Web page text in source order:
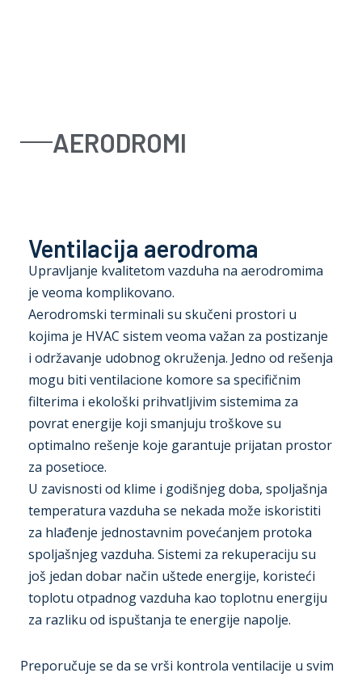
AERODROMI
Ventilacija aerodroma
Upravljanje kvalitetom vazduha na aerodromima
je veoma komplikovano.
Aerodromski terminali su skučeni prostori u
kojima je HVAC sistem veoma važan za postizanje
i održavanje udobnog okruženja. Jedno od rešenja
mogu biti ventilacione komore sa specifičnim
filterima i ekološki prihvatljivim sistemima za
povrat energije koji smanjuju troškove su
optimalno rešenje koje garantuje prijatan prostor
za posetioce.
U zavisnosti od klime i godišnjeg doba, spoljašnja
temperatura vazduha se nekada može iskoristiti
za hlađenje jednostavnim povećanjem protoka
spoljašnjeg vazduha. Sistemi za rekuperaciju su
još jedan dobar način uštede energije, koristeći
toplotu otpadnog vazduha kao toplotnu energiju
za razliku od ispuštanja te energije napolje.
Preporučuje se da se vrši kontrola ventilacije u svim